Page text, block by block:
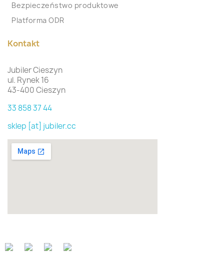
Bezpieczeństwo produktowe
Platforma ODR
Kontakt
Jubiler Cieszyn
ul. Rynek 16
43-400 Cieszyn
33 858 37 44
sklep [at] jubiler.cc